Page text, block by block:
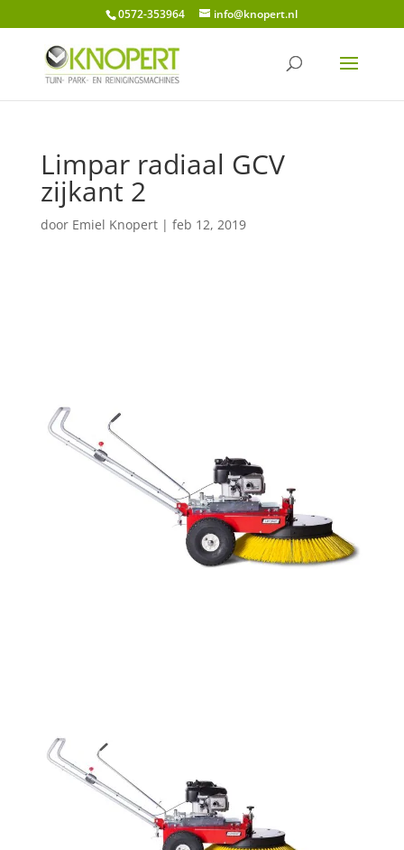
0572-353964 info@knopert.nl
Limpar radiaal GCV
zijkant 2
door Emiel Knopert| feb 12, 2019